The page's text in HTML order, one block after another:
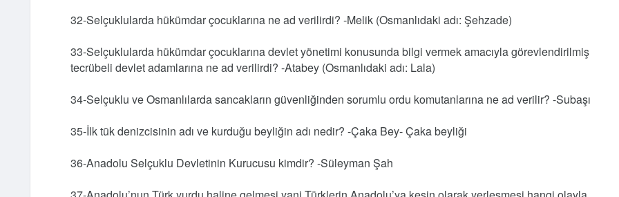
32-Selçuklularda hükümdar çocuklarına ne ad verilirdi? -Melik (Osmanlıdaki adı: Şehzade)
33-Selçuklularda hükümdar çocuklarına devlet yönetimi konusunda bilgi vermek amacıyla görevlendirilmiş
tecrübeli devlet adamlarına ne ad verilirdi? -Atabey (Osmanlıdaki adı: Lala)
34-Selçuklu ve Osmanlılarda sancakların güvenliğinden sorumlu ordu komutanlarına ne ad verilir? -Subaşı
35-İlk tük denizcisinin adı ve kurduğu beyliğin adı nedir? -Çaka Bey- Çaka beyliği
36-Anadolu Selçuklu Devletinin Kurucusu kimdir? -Süleyman Şah